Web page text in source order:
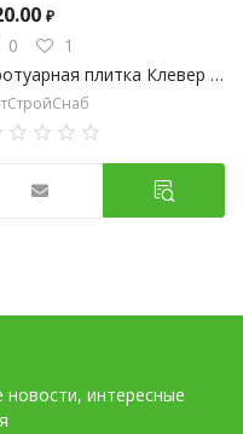
₽
0
1
Тротуарная плитка Клевер Красная
интересные